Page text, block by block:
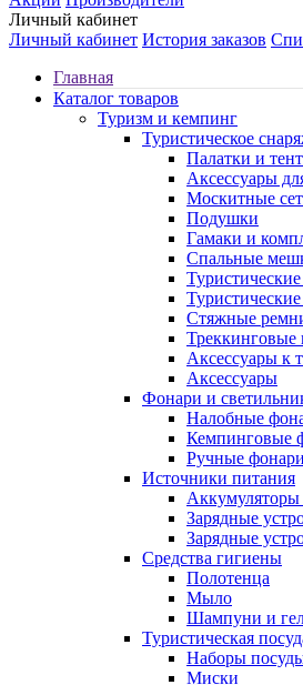
Личный кабинет
Личный кабинет История заказов
Главная
Каталог товаров
Туризм и кемпинг
Туристическое
Палатки и
Аксессуары
Москитные
Подушки
Гамаки и
Спальные
Стяжные
Треккинговые
Аксессуары к
Аксессуары
Фонари и
Налобные
Кемпинговые
Ручные фонари
Источники питания
Аккумуляторы
Зарядные
Зарядные
Средства гигиены
Полотенца
Мыло
Шампуни и
Туристическая
Наборы
Миски